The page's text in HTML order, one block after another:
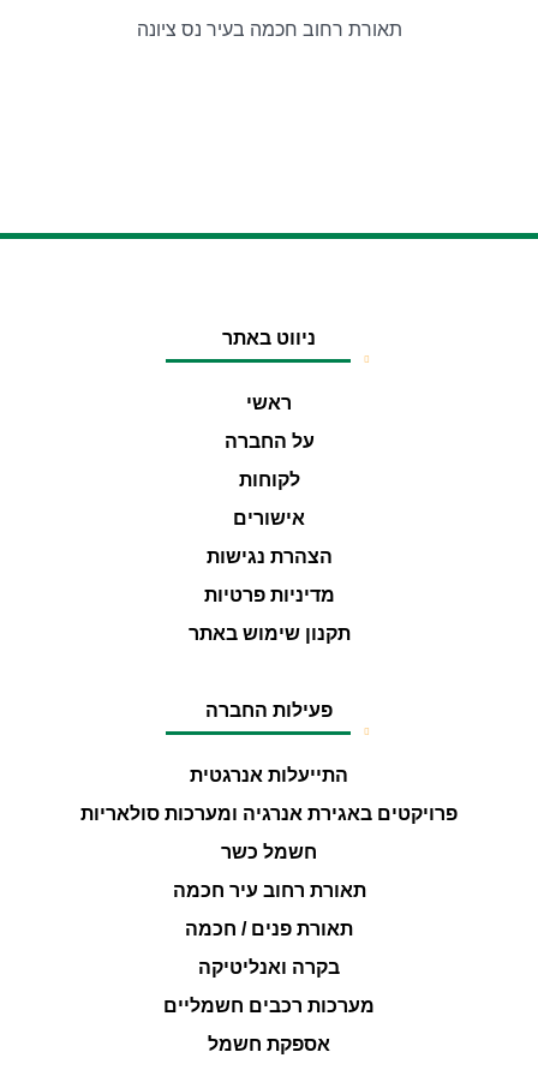
תאורת רחוב חכמה בעיר נס ציונה
ניווט באתר
ראשי
על החברה
לקוחות
אישורים
הצהרת נגישות
מדיניות פרטיות
תקנון שימוש באתר
פעילות החברה
התייעלות אנרגטית
פרויקטים באגירת אנרגיה ומערכות סולאריות
חשמל כשר
תאורת רחוב עיר חכמה
תאורת פנים / חכמה
בקרה ואנליטיקה
מערכות רכבים חשמליים
אספקת חשמל